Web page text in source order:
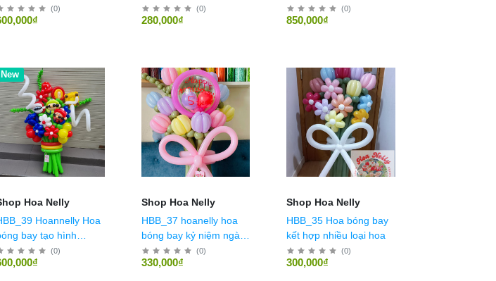
(0) (0)
280,000₫
(0)
850,000₫
Hot
New
Hoa Nelly
Hoannelly Hoa
bay tạo hình
Mario size L
(0)
Shop Hoa Nelly
HBB_37 hoanelly hoa
bóng bay kỷ niệm ngày
cưới
(0)
330,000₫
Shop Hoa Nelly
HBB_35 Hoa bóng bay
kết hợp nhiều loại hoa
(0)
300,000₫